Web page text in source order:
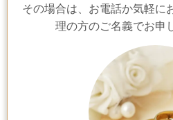
その場合は、お電話か気軽に
理の方のご名義でお申